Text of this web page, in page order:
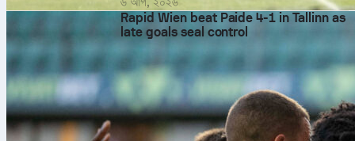
Rapid Wien beat Paide 4-1 in Tallinn as
late goals seal control